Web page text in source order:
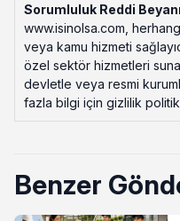
Sorumluluk Reddi
www.isinolsa.com,
veya kamu hizmeti
özel sektör hizmetleri
devletle veya resmi
fazla bilgi için gizlilik
Benzer